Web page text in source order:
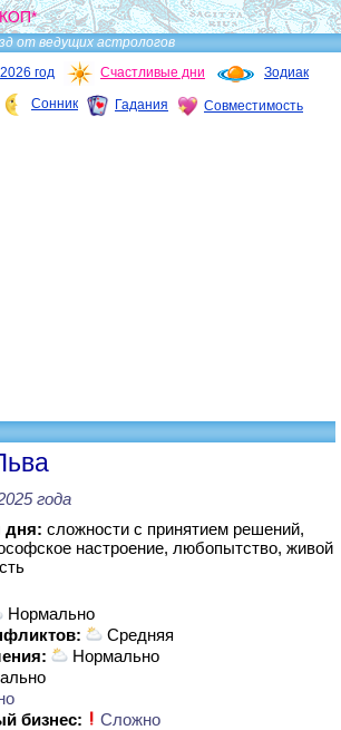
от ведущих астрологов
2026 год Счастливые дни Зодиак
Сонник Гадания Совместимость
года
дня: сложности с принятием решений,
настроение, любопытство, живой
Нормально
Средняя
Нормально
бизнес:
Сложно